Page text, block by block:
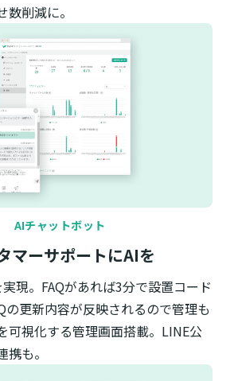
削減に。
AIチャットボット
マーサポートにAIを
現。FAQがあれば3分で設置コード
の更新内容が反映されるので管理も
可視化する管理画面搭載。LINE公
も。